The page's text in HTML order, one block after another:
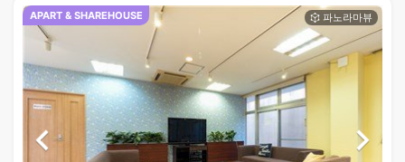
APART & SHAREHOUSE